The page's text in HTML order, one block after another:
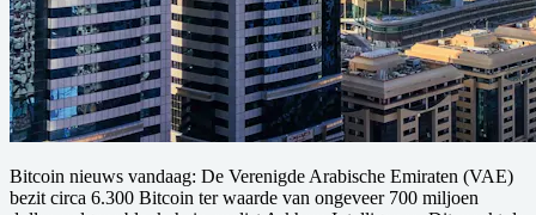
Bitcoin nieuws vandaag: De Verenigde Arabische Emiraten (VAE)
bezit circa 6.300 Bitcoin ter waarde van ongeveer 700 miljoen